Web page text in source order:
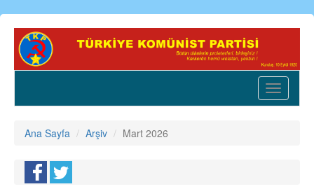
Ana
içeriğe
Toggle
Ana Sayfa Arşiv Mart 2026